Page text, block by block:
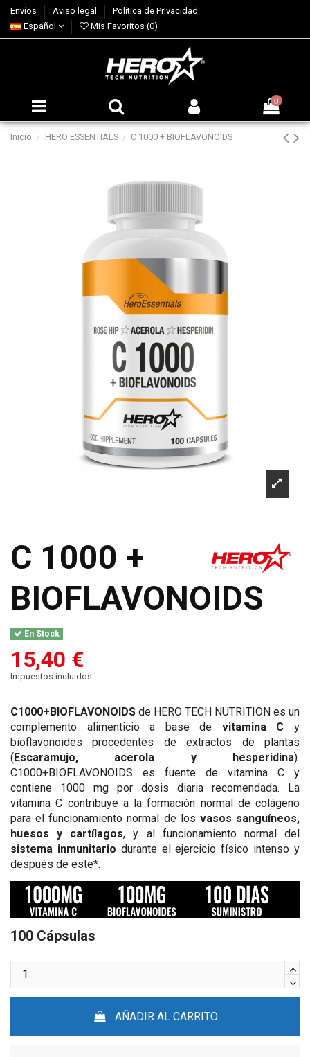
Envíos Aviso legal
Política de Privacidad
Español
Mis Favoritos (0)
0
Inicio HERO ESSENTIALS C 1000 + BIOFLAVONOIDS
C 1000 +
BIOFLAVONOIDS
En Stock
15,40 €
Impuestos incluidos
C1000+BIOFLAVONOIDS de HERO TECH NUTRITION es un
complemento alimenticio a base de vitamina C y
bioflavonoides procedentes de extractos de plantas
( Escaramujo, acerola y hesperidina).
C1000+BIOFLAVONOIDS es fuente de vitamina C y
contiene 1000 mg por dosis diaria recomendada. La
vitamina C contribuye a la formación normal de colágeno
para el funcionamiento normal de los vasos sanguíneos,
huesos y cartílagos, y al funcionamiento normal del
sistema inmunitario durante el ejercicio físico intenso y
después de este*.
100 Cápsulas
AÑADIR AL CARRITO